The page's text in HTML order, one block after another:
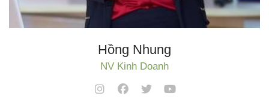
Hồng Nhung
NV Kinh Doanh